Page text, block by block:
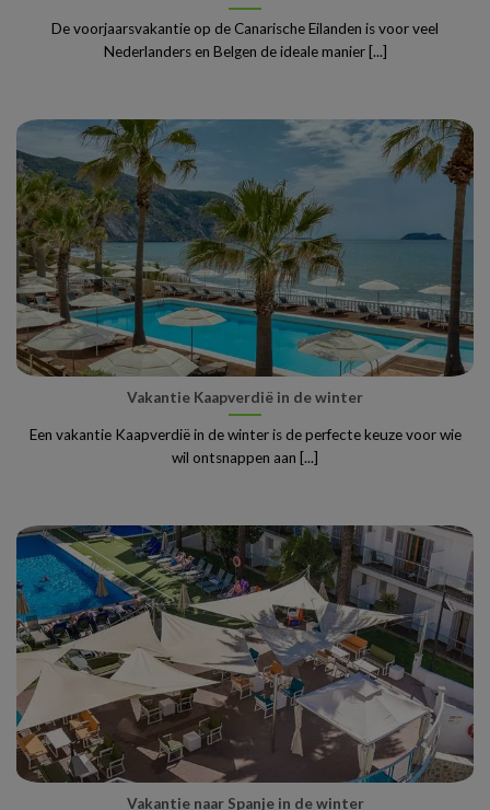
De voorjaarsvakantie op de Canarische Eilanden is voor veel
Nederlanders en Belgen de ideale manier [...]
Vakantie Kaapverdië in de winter
Een vakantie Kaapverdië in de winter is de perfecte keuze voor wie
wil ontsnappen aan [...]
Vakantie naar Spanje in de winter